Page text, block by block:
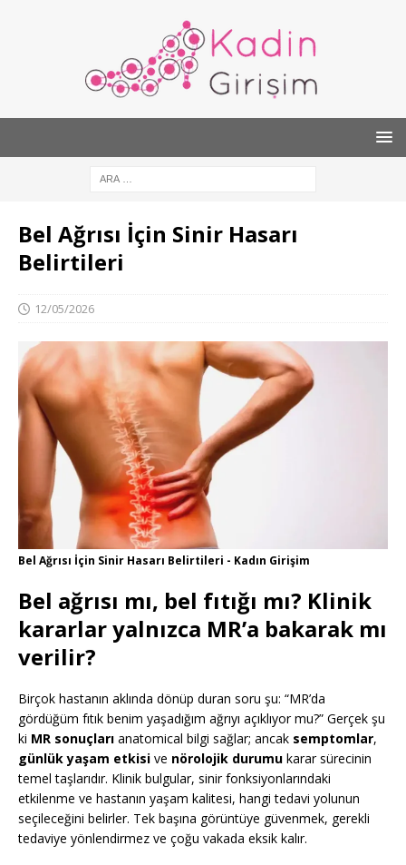
Bel Ağrısı İçin Sinir Hasarı
Belirtileri
12/05/2026
Bel Ağrısı İçin Sinir Hasarı Belirtileri - Kadın Girişim
Bel ağrısı mı, bel fıtığı mı? Klinik
kararlar yalnızca MR’a bakarak mı
verilir?
Birçok hastanın aklında dönüp duran soru şu: “MR’da
gördüğüm fıtık benim yaşadığım ağrıyı açıklıyor mu?” Gerçek şu
ki MR sonuçları anatomical bilgi sağlar; ancak semptomlar,
günlük yaşam etkisi ve nörolojik durumu karar sürecinin
temel taşlarıdır. Klinik bulgular, sinir fonksiyonlarındaki
etkilenme ve hastanın yaşam kalitesi, hangi tedavi yolunun
seçileceğini belirler. Tek başına görüntüye güvenmek, gerekli
tedaviye yönlendirmez ve çoğu vakada eksik kalır.